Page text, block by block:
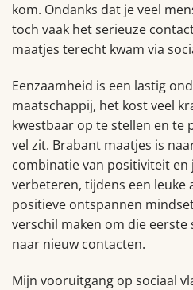
kom. Ondanks dat je veel
toch vaak het serieuze
maatjes terecht kwam via
Eenzaamheid is een lastig
maatschappij, het kost veel
kwestbaar op te stellen en te
vel zit. Brabant maatjes is
combinatie van positiviteit en
verbeteren, tijdens een leuke
positieve ontspannen
verschil maken om die eerste
naar nieuw contacten.
Mijn vooruitgang op sociaal